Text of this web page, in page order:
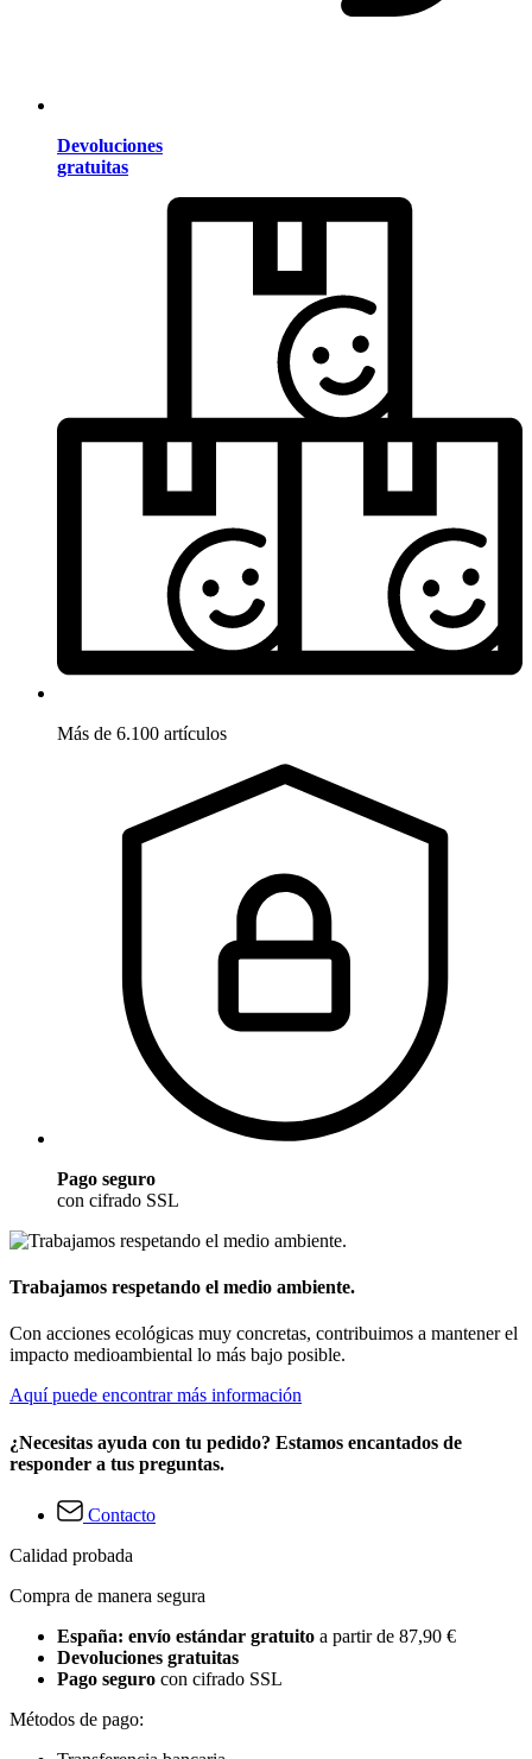
Devoluciones
gratuitas
Más de 6.100 artículos
Pago seguro
con cifrado SSL
Trabajamos respetando el medio ambiente.
Con acciones ecológicas muy concretas, contribuimos a mantener el
impacto medioambiental lo más bajo posible.
Aquí puede encontrar más información
¿Necesitas ayuda con tu pedido? Estamos encantados de
responder a tus preguntas.
Contacto
Calidad probada
Compra de manera segura
España: envío estándar gratuito a partir de 87,90 €
Devoluciones gratuitas
Pago seguro con cifrado SSL
Métodos de pago: